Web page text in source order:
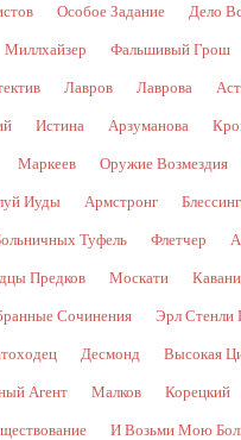
Особое Задание Дело
Миллхайзер Фальшивый Грош
Лавров Лаврова
Истина Арзуманова
Маркеев Оружие Возмездия
Иуды Армстронг
Туфель Флетчер
Предков Москати Кавани
Сочинения Эрл Стенли
Десмонд Высокая
Агент Малков Корецкий
И Возьми Мою